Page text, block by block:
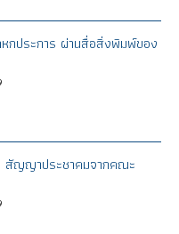
กประการ ผ่านสื่อสิ่งพิมพ์ของ
สัญญาประชาคมจากคณะ